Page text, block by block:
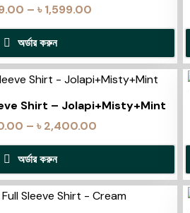
– ৳1,599.00
অর্ডার করুন
Shirt – Jolapi+Misty+Mint
– ৳2,400.00
অর্ডার করুন